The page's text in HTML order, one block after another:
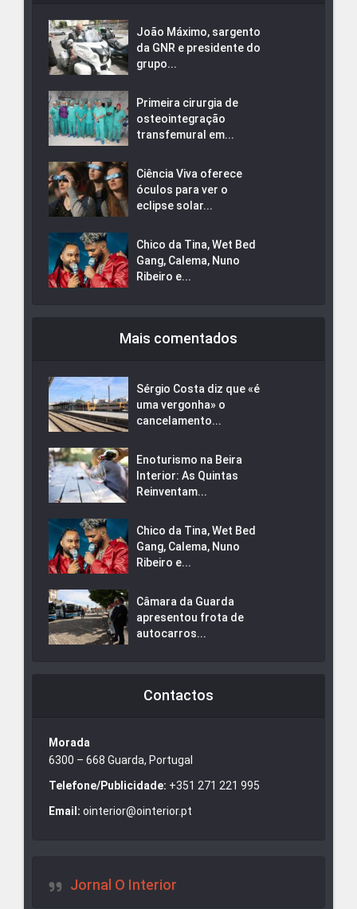
João Máximo, sargento
da GNR e presidente do
grupo...
Primeira cirurgia de
osteointegração
transfemural em...
Ciência Viva oferece
óculos para ver o
eclipse solar...
Chico da Tina, Wet Bed
Gang, Calema, Nuno
Ribeiro e...
Mais comentados
Sérgio Costa diz que «é
uma vergonha» o
cancelamento...
Enoturismo na Beira
Interior: As Quintas
Reinventam...
Chico da Tina, Wet Bed
Gang, Calema, Nuno
Ribeiro e...
Câmara da Guarda
apresentou frota de
autocarros...
Contactos
Morada
6300 – 668 Guarda, Portugal
Telefone/Publicidade: +351 271 221 995
Email: ointerior@ointerior.pt
Jornal O Interior